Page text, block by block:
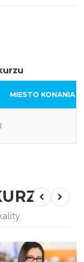
MIESTO KONANIA